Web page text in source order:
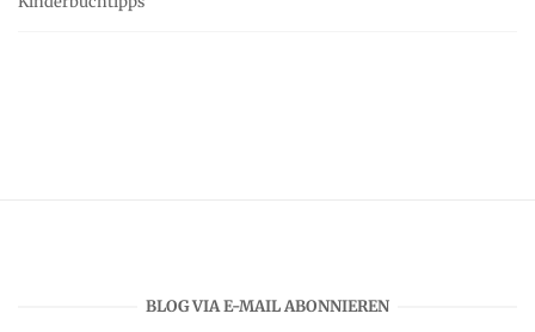
BLOG VIA E-MAIL ABONNIEREN